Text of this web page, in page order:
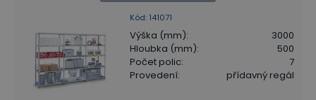
Kód: 141071
Výška (mm):
3000
Hloubka (mm):
500
Počet polic:
7
Provedení: přídavný regál